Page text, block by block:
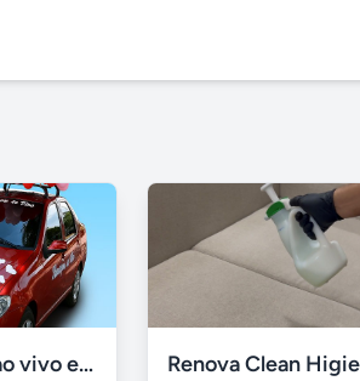
Mensagem ao vivo em carro de som